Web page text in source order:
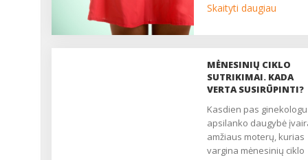
slenksčio, centrinės
skausmą, kuris trukdo
gyventi, pailsėti, užmigti.
yra pagrindinis daugelio
ginekologinių ligų
simptomas. Nukenčia
asmeninis, socialinis ir
seksualinis gyvenimas,
Skaityti daugiau
MĖNESINIŲ CIKLO
SUTRIKIMAI. KADA
VERTA SUSIRŪPINTI?
Kasdien pas ginekologus
apsilanko daugybė
amžiaus moterų, kurias
vargina mėnesinių ciklo